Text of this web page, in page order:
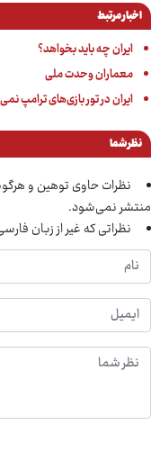
اخبار مرتبط
ایران چه باید بخواهد؟
معماران وحدت ملی
ایران در تور بازی‌های ترامپ
نظر شما
نظرات حاوی توهین و
منتشر نمی‌شود.
نظراتی که غیر از زبان